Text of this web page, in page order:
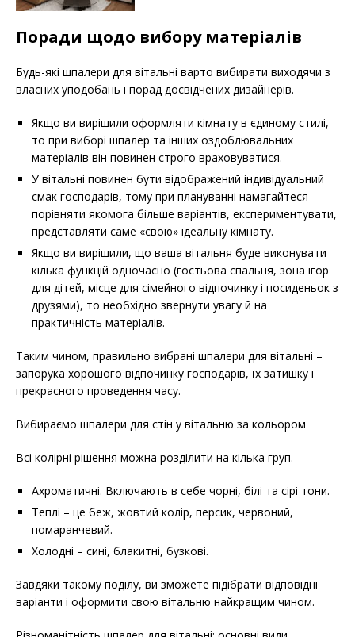
Поради щодо вибору матеріалів
Будь-які шпалери для вітальні варто вибирати виходячи з
власних уподобань і порад досвідчених дизайнерів.
Якщо ви вирішили оформляти кімнату в єдиному стилі,
то при виборі шпалер та інших оздоблювальних
матеріалів він повинен строго враховуватися.
У вітальні повинен бути відображений індивідуальний
смак господарів, тому при плануванні намагайтеся
порівняти якомога більше варіантів, експериментувати,
представляти саме «свою» ідеальну кімнату.
Якщо ви вирішили, що ваша вітальня буде виконувати
кілька функцій одночасно (гостьова спальня, зона ігор
для дітей, місце для сімейного відпочинку і посиденьок з
друзями), то необхідно звернути увагу й на
практичність матеріалів.
Таким чином, правильно вибрані шпалери для вітальні –
запорука хорошого відпочинку господарів, їх затишку і
прекрасного проведення часу.
Вибираємо шпалери для стін у вітальню за кольором
Всі колірні рішення можна розділити на кілька груп.
Ахроматичні. Включають в себе чорні, білі та сірі тони.
Теплі – це беж, жовтий колір, персик, червоний,
помаранчевий.
Холодні – сині, блакитні, бузкові.
Завдяки такому поділу, ви зможете підібрати відповідні
варіанти і оформити свою вітальню найкращим чином.